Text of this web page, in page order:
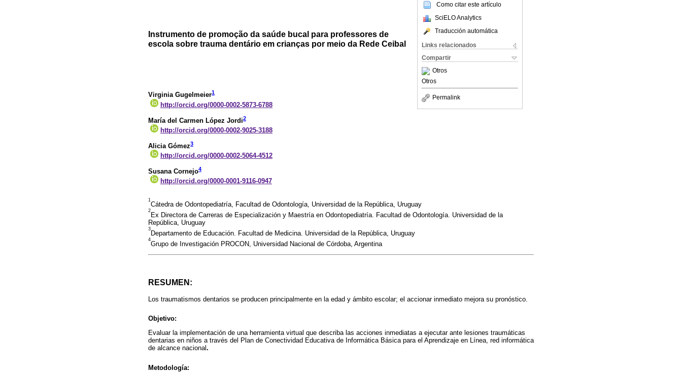
Como citar este artículo
SciELO Analytics
Traducción automática
Links relacionados
Compartir
Otros
Otros
Permalink
Instrumento de promoção da saúde bucal para professores de
escola sobre trauma dentário em crianças por meio da Rede Ceibal
Virginia Gugelmeier1
http://orcid.org/0000-0002-5873-6788
María del Carmen López Jordi2
http://orcid.org/0000-0002-9025-3188
Alicia Gómez3
http://orcid.org/0000-0002-5064-4512
Susana Cornejo4
http://orcid.org/0000-0001-9116-0947
1
Cátedra de Odontopediatría, Facultad de Odontología, Universidad de la República, Uruguay
2
Ex Directora de Carreras de Especialización y Maestría en Odontopediatría. Facultad de Odontología. Universidad de la
República, Uruguay
3
Departamento de Educación. Facultad de Medicina. Universidad de la República, Uruguay
4
Grupo de Investigación PROCON, Universidad Nacional de Córdoba, Argentina
RESUMEN:
Los traumatismos dentarios se producen principalmente en la edad y ámbito escolar; el accionar inmediato mejora su pronóstico.
Objetivo:
Evaluar la implementación de una herramienta virtual que describa las acciones inmediatas a ejecutar ante lesiones traumáticas
dentarias en niños a través del Plan de Conectividad Educativa de Informática Básica para el Aprendizaje en Línea, red informática
de alcance nacional.
Metodología: